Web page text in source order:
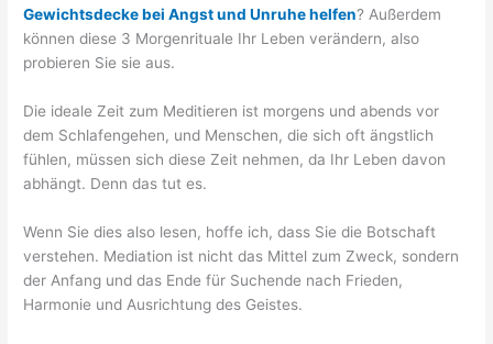
Gewichtsdecke bei Angst und Unruhe helfen? Außerdem
können diese 3 Morgenrituale Ihr Leben verändern, also
probieren Sie sie aus.
Die ideale Zeit zum Meditieren ist morgens und abends vor
dem Schlafengehen, und Menschen, die sich oft ängstlich
fühlen, müssen sich diese Zeit nehmen, da Ihr Leben davon
abhängt. Denn das tut es.
Wenn Sie dies also lesen, hoffe ich, dass Sie die Botschaft
verstehen. Mediation ist nicht das Mittel zum Zweck, sondern
der Anfang und das Ende für Suchende nach Frieden,
Harmonie und Ausrichtung des Geistes.